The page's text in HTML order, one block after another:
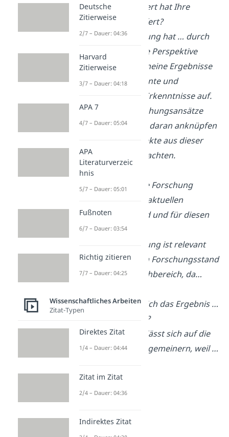
Welchen Mehrwert hat Ihre
Forschung geliefert?
→ Meine Forschung hat … durch
eine ganz andere Perspektive
betrachtet und meine Ergebnisse
weisen interessante und
überraschende Erkenntnisse auf.
Zukünftige Forschungsansätze
können sehr gut daran anknüpfen
und andere Aspekte aus dieser
Perspektive betrachten.
Inwiefern ist Ihre Forschung
relevant für den aktuellen
Forschungsstand und für diesen
Fachbereich?
→ Meine Forschung ist relevant
für den aktuellen Forschungsstand
und unseren Fachbereich, da…
Inwieweit lässt sich das Ergebnis …
verallgemeinern?
→ Das Ergebnis lässt sich auf die
Zielgruppe verallgemeinern, weil …
Deutsche
Zitierweise
2/7 – Dauer: 04:36
Harvard
Zitierweise
3/7 – Dauer: 04:18
APA 7
4/7 – Dauer: 05:04
APA
Literaturverzeic
hnis
5/7 – Dauer: 05:01
Fußnoten
6/7 – Dauer: 03:54
Richtig zitieren
7/7 – Dauer: 04:25
Wissenschaftliches Arbeiten
Zitat-Typen
Direktes Zitat
1/4 – Dauer: 04:44
Zitat im Zitat
2/4 – Dauer: 04:36
Indirektes Zitat